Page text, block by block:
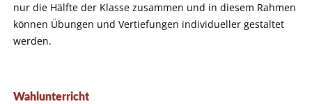
nur die Hälfte der Klasse zusammen und in diesem Rahmen
können Übungen und Vertiefungen individueller gestaltet
werden.
Wahlunterricht